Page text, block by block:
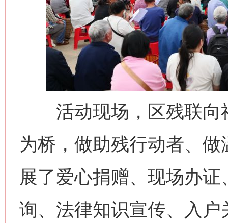
活动现场，区残联向
为桥，做助残行动者、
展了爱心捐赠、现场办
询、法律知识宣传、入户